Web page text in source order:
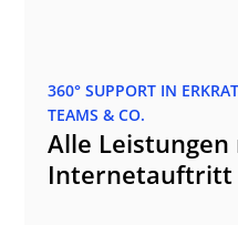
360° SUPPORT IN
TEAMS & CO.
Alle
Internetauftritt